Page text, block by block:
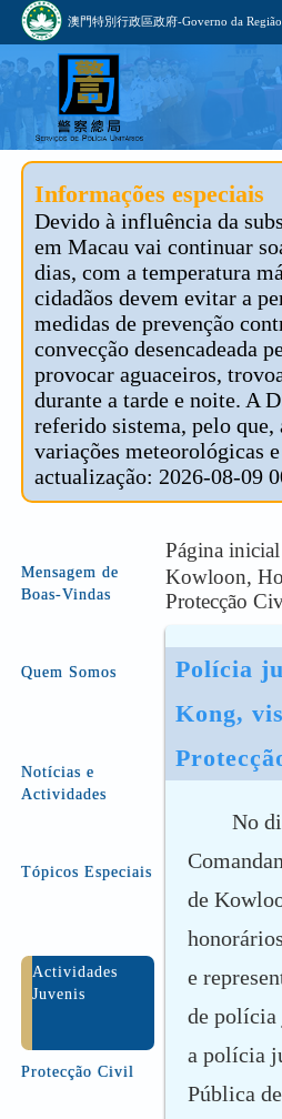
澳門特別行政區政府-Governo da
Informações especiais
Devido à influência da
em Macau vai continuar
dias, com a temperatura
cidadãos devem evitar a
medidas de prevenção
convecção desencadeada
provocar aguaceiros,
durante a tarde e noite. A
referido sistema, pelo que,
variações meteorológicas
actualização: 2026-08-09
Mensagem de
Boas-Vindas
Quem Somos
Notícias e
Actividades
Tópicos Especiais
Actividades
Juvenis
Protecção Civil
Página
Kowloon,
Protecção
Polícia
Kong,
No
de
e
de polícia
a polícia
Pública